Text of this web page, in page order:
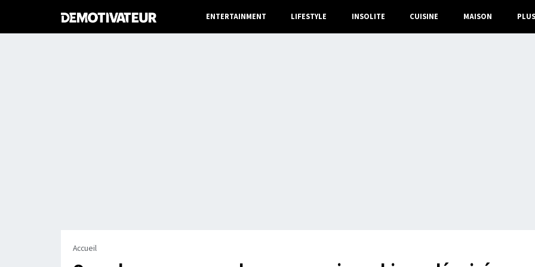
ENTERTAINMENT LIFESTYLE INSOLITE CUISINE MAISON PLUS
Accueil